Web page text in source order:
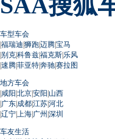
车型车会
|福瑞迪|狮跑|迈腾|宝马
|别克|科鲁兹|福克斯|乐风
|速腾|菲亚特|奔驰|赛拉图
地方车会
|咸阳|北京|安阳|山西
|广东|成都|江苏|河北
|辽宁| 上海|广州 |深圳
车友生活